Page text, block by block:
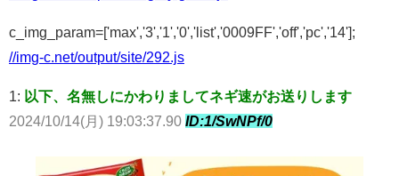
c_img_param=['max','3','1','0','list','0009FF','off','pc','14'];
//img-c.net/output/site/292.js
1: 以下、名無しにかわりましてネギ速がお送りします
2024/10/14(月) 19:03:37.90 ID:1/SwNPf/0